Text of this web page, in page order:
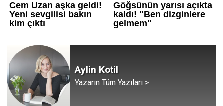
Aylin Kotil
Yazarın Tüm Yazıları >